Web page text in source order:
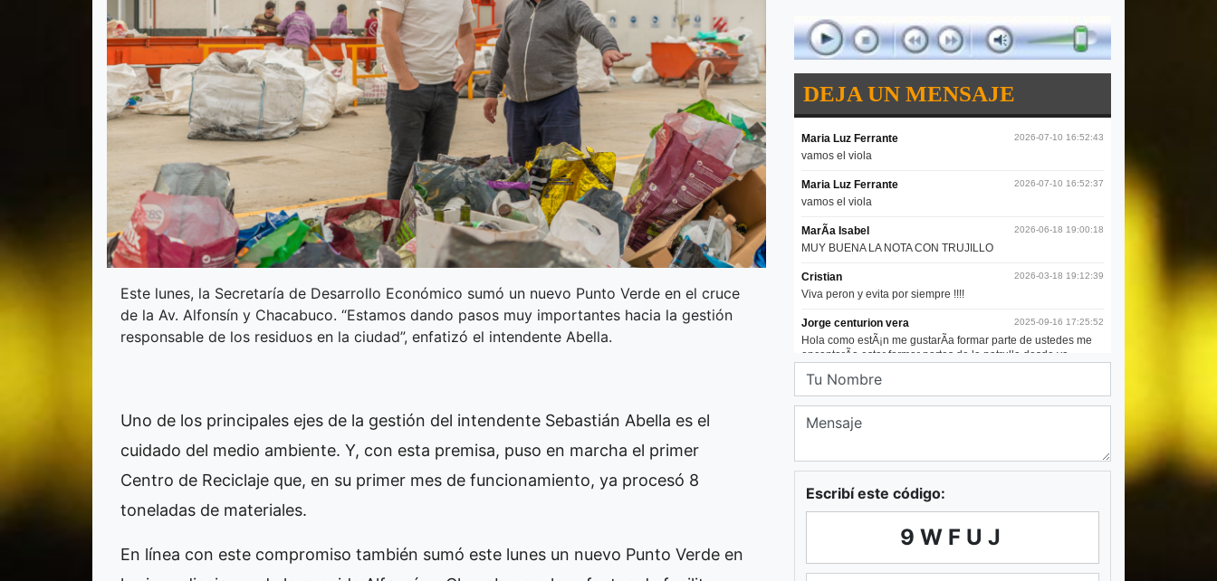
Este lunes, la Secretaría de Desarrollo Económico sumó un nuevo Punto Verde en el cruce
de la Av. Alfonsín y Chacabuco. “Estamos dando pasos muy importantes hacia la gestión
responsable de los residuos en la ciudad”, enfatizó el intendente Abella.
Uno de los principales ejes de la gestión del intendente Sebastián Abella es el
cuidado del medio ambiente. Y, con esta premisa, puso en marcha el primer
Centro de Reciclaje que, en su primer mes de funcionamiento, ya procesó 8
toneladas de materiales.
En línea con este compromiso también sumó este lunes un nuevo Punto Verde en
DEJA UN MENSAJE
Escribí este código:
9WFUJ